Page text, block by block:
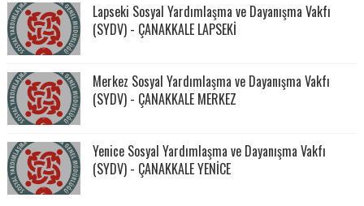
Lapseki Sosyal Yardımlaşma ve Dayanışma Vakfı
(SYDV) - ÇANAKKALE LAPSEKİ
Merkez Sosyal Yardımlaşma ve Dayanışma Vakfı
(SYDV) - ÇANAKKALE MERKEZ
Yenice Sosyal Yardımlaşma ve Dayanışma Vakfı
(SYDV) - ÇANAKKALE YENİCE